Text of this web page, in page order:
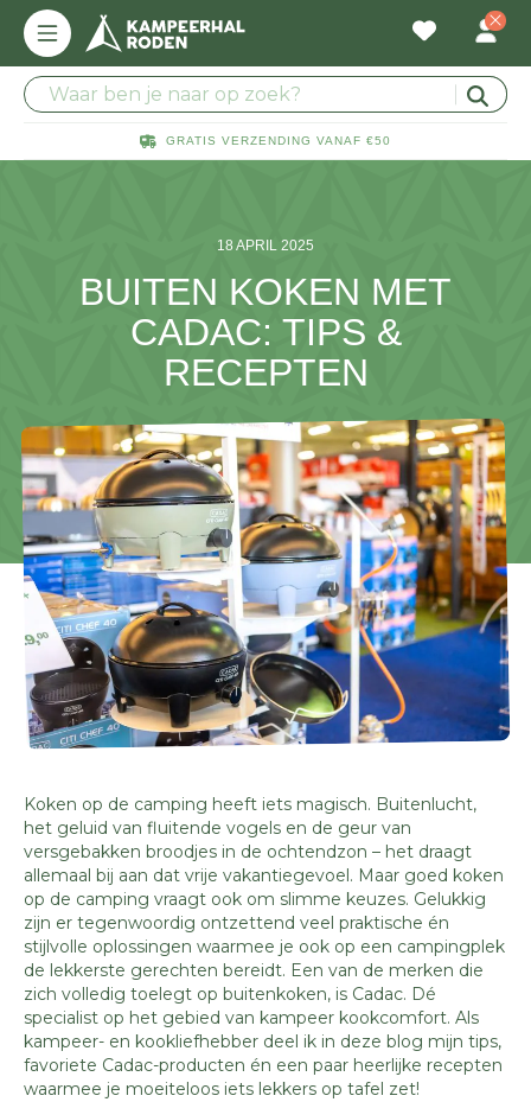
GRATIS VERZENDING VANAF €50
18 APRIL 2025
BUITEN KOKEN MET
CADAC: TIPS &
RECEPTEN
Koken op de camping heeft iets magisch. Buitenlucht,
het geluid van fluitende vogels en de geur van
versgebakken broodjes in de ochtendzon – het draagt
allemaal bij aan dat vrije vakantiegevoel. Maar goed koken
op de camping vraagt ook om slimme keuzes. Gelukkig
zijn er tegenwoordig ontzettend veel praktische én
stijlvolle oplossingen waarmee je ook op een campingplek
de lekkerste gerechten bereidt. Een van de merken die
zich volledig toelegt op buitenkoken, is Cadac. Dé
specialist op het gebied van kampeer kookcomfort. Als
kampeer- en kookliefhebber deel ik in deze blog mijn tips,
favoriete Cadac-producten én een paar heerlijke recepten
waarmee je moeiteloos iets lekkers op tafel zet!